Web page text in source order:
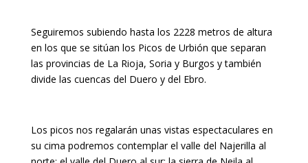
Seguiremos subiendo hasta los 2228 metros de altura
en los que se sitúan los Picos de Urbión que separan
las provincias de La Rioja, Soria y Burgos y también
divide las cuencas del Duero y del Ebro.
Los picos nos regalarán unas vistas espectaculares en
su cima podremos contemplar el valle del Najerilla al